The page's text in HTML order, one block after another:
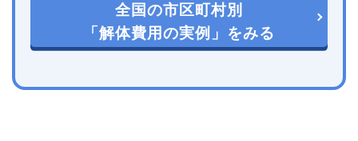
全国の市区町村別
「解体費用の実例」をみる